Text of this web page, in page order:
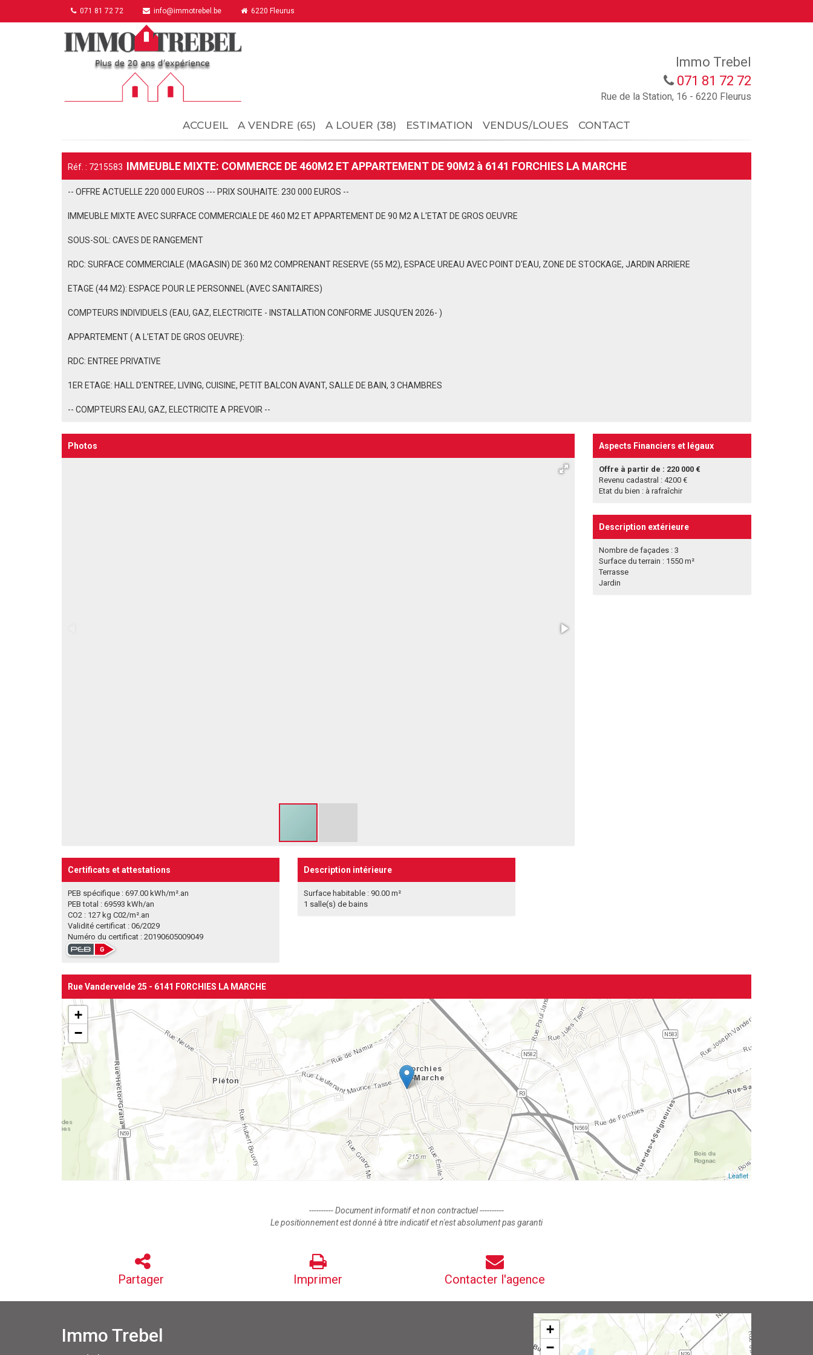
071 81 72 72 info@immotrebel.be 6220 Fleurus
Immo Trebel
071 81 72 72
Rue de la Station, 16 - 6220 Fleurus
ACCUEIL A VENDRE (65) A LOUER (38) ESTIMATION VENDUS/LOUES CONTACT
Réf. : 7215583 IMMEUBLE MIXTE: COMMERCE DE 460M2 ET APPARTEMENT DE 90M2 à 6141 FORCHIES LA MARCHE
-- OFFRE ACTUELLE 220 000 EUROS --- PRIX SOUHAITE: 230 000 EUROS --
IMMEUBLE MIXTE AVEC SURFACE COMMERCIALE DE 460 M2 ET APPARTEMENT DE 90 M2 A L'ETAT DE GROS OEUVRE
SOUS-SOL: CAVES DE RANGEMENT
RDC: SURFACE COMMERCIALE (MAGASIN) DE 360 M2 COMPRENANT RESERVE (55 M2), ESPACE UREAU AVEC POINT D'EAU, ZONE DE STOCKAGE, JARDIN ARRIERE
ETAGE (44 M2): ESPACE POUR LE PERSONNEL (AVEC SANITAIRES)
COMPTEURS INDIVIDUELS (EAU, GAZ, ELECTRICITE - INSTALLATION CONFORME JUSQU'EN 2026- )
APPARTEMENT ( A L'ETAT DE GROS OEUVRE):
RDC: ENTREE PRIVATIVE
1ER ETAGE: HALL D'ENTREE, LIVING, CUISINE, PETIT BALCON AVANT, SALLE DE BAIN, 3 CHAMBRES
-- COMPTEURS EAU, GAZ, ELECTRICITE A PREVOIR --
Photos Aspects Financiers et légaux
Offre à partir de : 220 000 €
Revenu cadastral : 4200 €
Etat du bien : à rafraîchir
Description extérieure
Nombre de façades : 3
Surface du terrain : 1550 m²
Terrasse
Jardin
Certificats et attestations
PEB spécifique : 697.00 kWh/m².an
PEB total : 69593 kWh/an
CO2 : 127 kg C02/m².an
Validité certificat : 06/2029
Numéro du certificat : 20190605009049
Description intérieure
Surface habitable : 90.00 m²
1 salle(s) de bains
Rue Vandervelde 25 - 6141 FORCHIES LA MARCHE
+
−
Leaflet
---------- Document informatif et non contractuel ----------
Le positionnement est donné à titre indicatif et n'est absolument pas garanti
Partager Imprimer Contacter l'agence
Immo Trebel
+
−